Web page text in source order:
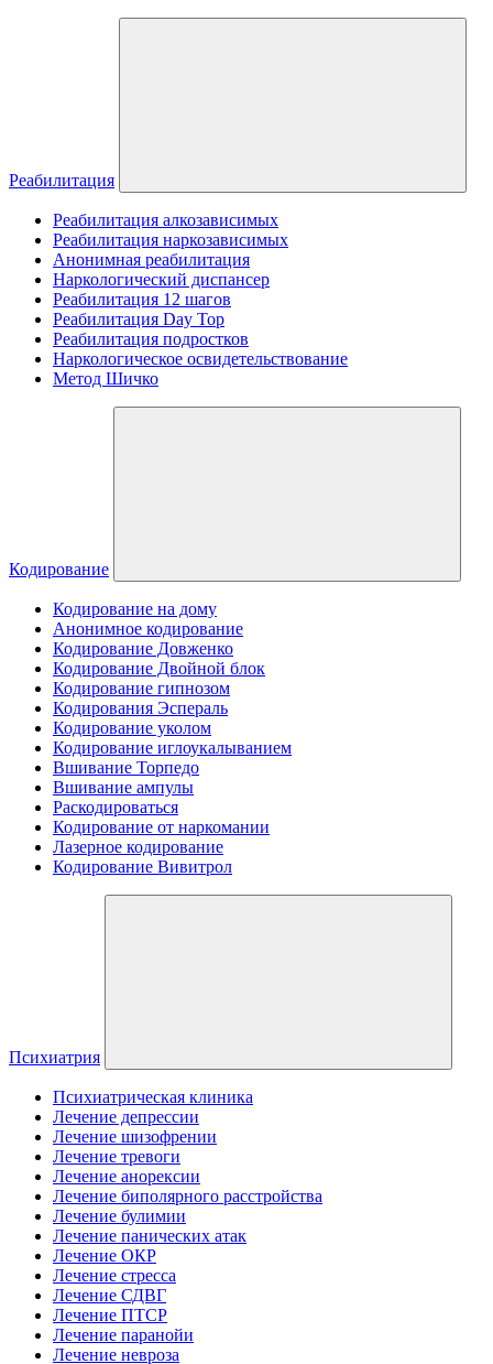
Реабилитация
Реабилитация алкозависимых
Реабилитация наркозависимых
Анонимная реабилитация
Наркологический диспансер
Реабилитация 12 шагов
Реабилитация Day Top
Реабилитация подростков
Наркологическое освидетельствование
Метод Шичко
Кодирование
Кодирование на дому
Анонимное кодирование
Кодирование Довженко
Кодирование Двойной блок
Кодирование гипнозом
Кодирования Эспераль
Кодирование уколом
Кодирование иглоукалыванием
Вшивание Торпедо
Вшивание ампулы
Раскодироваться
Кодирование от наркомании
Лазерное кодирование
Кодирование Вивитрол
Психиатрия
Психиатрическая клиника
Лечение депрессии
Лечение шизофрении
Лечение тревоги
Лечение анорексии
Лечение биполярного расстройства
Лечение булимии
Лечение панических атак
Лечение ОКР
Лечение стресса
Лечение СДВГ
Лечение ПТСР
Лечение паранойи
Лечение невроза